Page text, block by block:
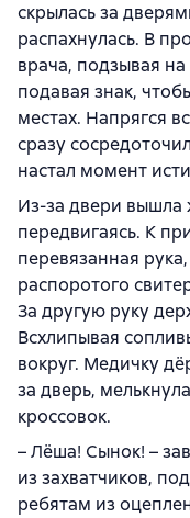
скрылась за
распахнулась. В
врача, подзывая
подавая знак,
местах. Напрягся
сразу
настал момент
Из-за двери
передвигаясь. К
перевязанная
распоротого
За другую руку
Всхлипывая
вокруг. Медичку
за дверь,
кроссовок.
– Лёша! Сынок! –
из захватчиков,
ребятам из